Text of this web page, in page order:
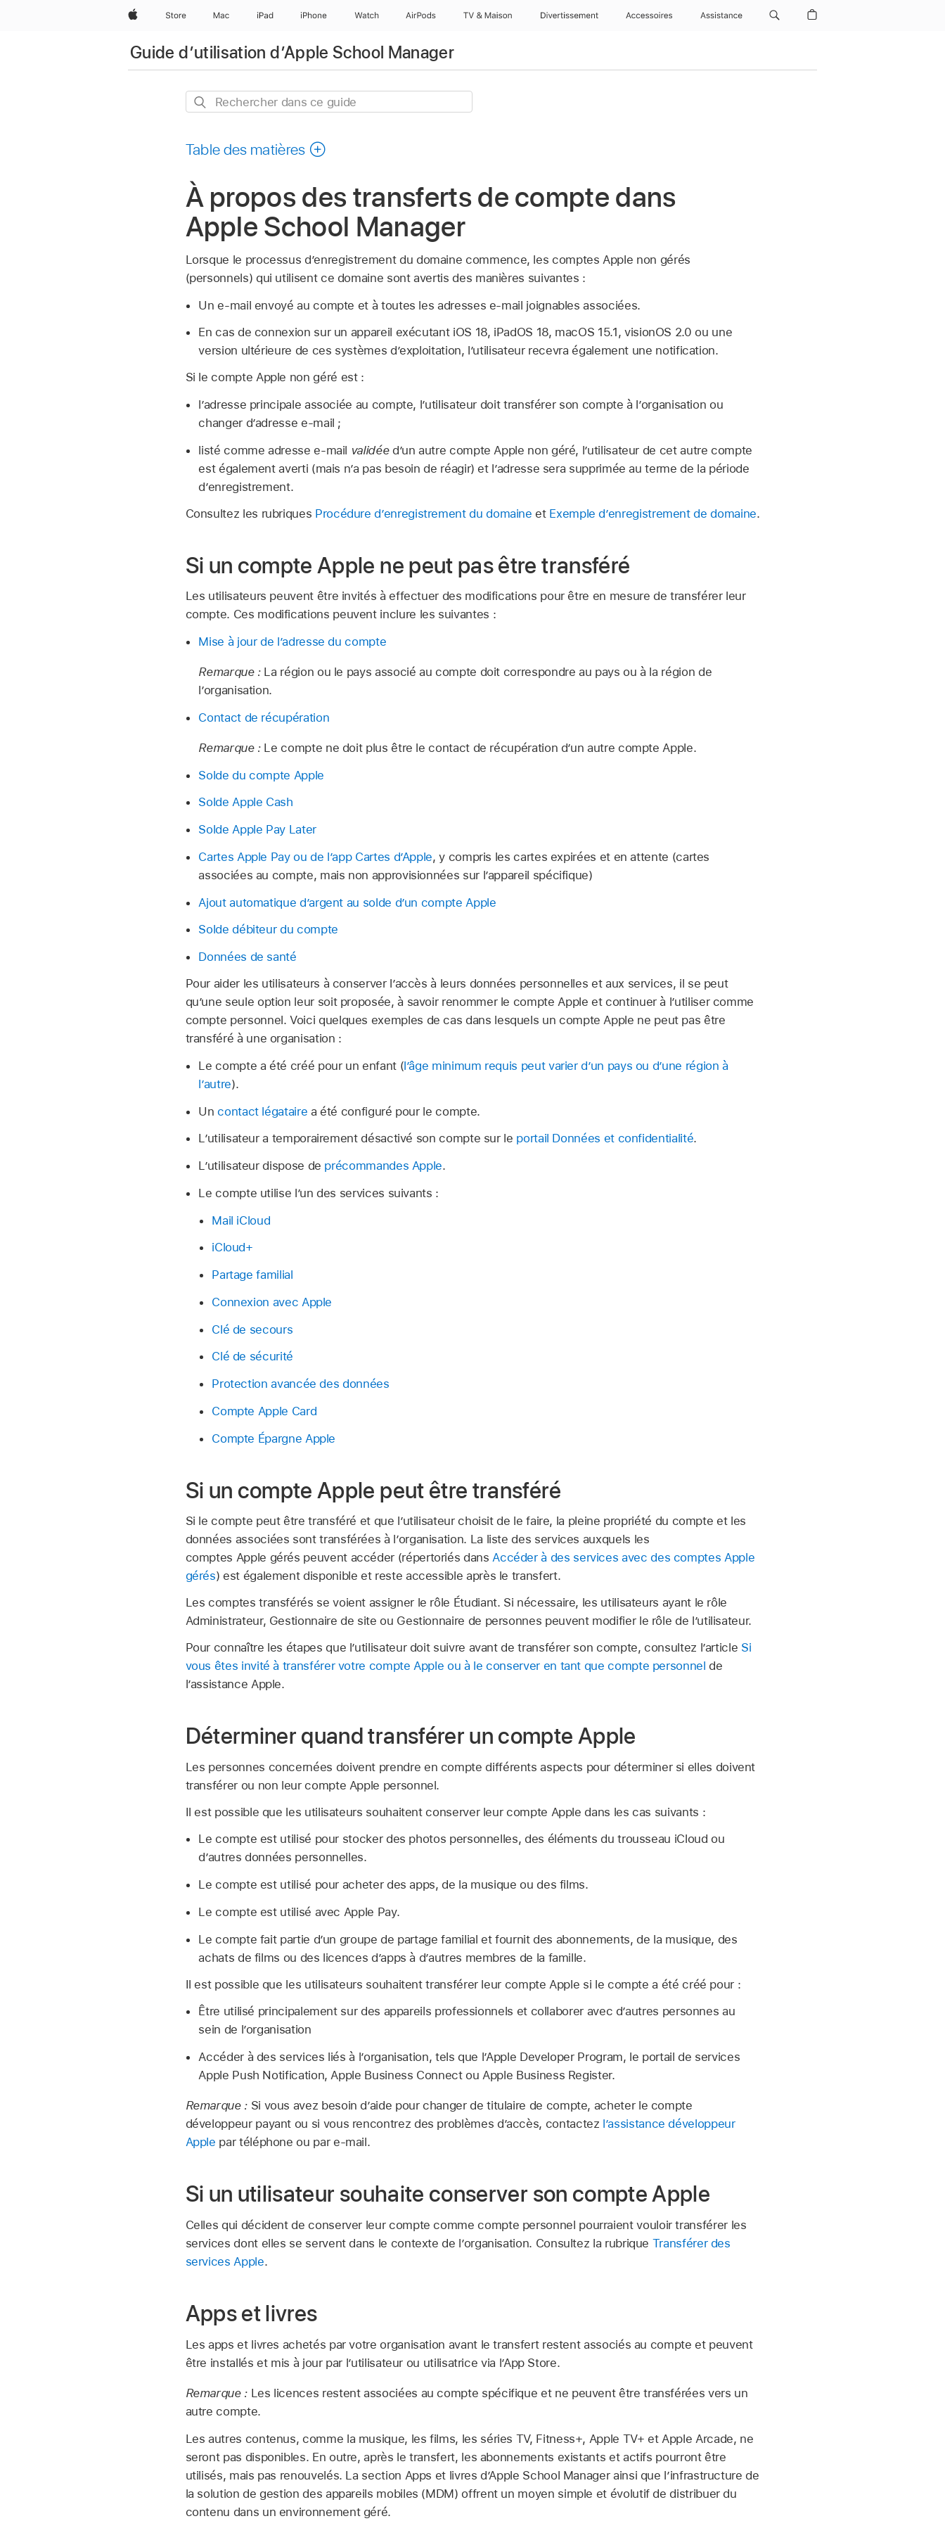
AppleStore Mac iPad iPhone Watch AirPods TV & Maison Divertissements Accessoires Assistance
Guide d’utilisation d’Apple School Manager
Rechercher
guide
Table des matières
À propos des transferts de compte dans
Apple School Manager
Lorsque le processus d’enregistrement du domaine commence, les comptes Apple non gérés
(personnels) qui utilisent ce domaine sont avertis des manières suivantes :
Un e-mail envoyé au compte et à toutes les adresses e-mail joignables associées.
En cas de connexion sur un appareil exécutant iOS 18, iPadOS 18, macOS 15.1, visionOS 2.0 ou une
version ultérieure de ces systèmes d’exploitation, l’utilisateur recevra également une notification.
Si le compte Apple non géré est :
l’adresse principale associée au compte, l’utilisateur doit transférer son compte à l’organisation ou
changer d’adresse e-mail ;
listé comme adresse e-mail validéed’un autre compte Apple non géré, l’utilisateur de cet autre compte
est également averti (mais n’a pas besoin de réagir) et l’adresse sera supprimée au terme de la période
d’enregistrement.
Consultez les rubriques Procédure d’enregistrement du domaine et Exemple d’enregistrement de domaine.
Si un compte Apple ne peut pas être transféré
Les utilisateurs peuvent être invités à effectuer des modifications pour être en mesure de transférer leur
compte. Ces modifications peuvent inclure les suivantes :
Mise à jour de l’adresse du compte
Remarque : La région ou le pays associé au compte doit correspondre au pays ou à la région de
l’organisation.
Contact de récupération
Remarque : Le compte ne doit plus être le contact de récupération d’un autre compte Apple.
Solde du compte Apple
Solde Apple Cash
Solde Apple Pay Later
Cartes Apple Pay ou de l’app Cartes d’Apple, y compris les cartes expirées et en attente (cartes
associées au compte, mais non approvisionnées sur l’appareil spécifique)
Ajout automatique d’argent au solde d’un compte Apple
Solde débiteur du compte
Données de santé
Pour aider les utilisateurs à conserver l’accès à leurs données personnelles et aux services, il se peut
qu’une seule option leur soit proposée, à savoir renommer le compte Apple et continuer à l’utiliser comme
compte personnel. Voici quelques exemples de cas dans lesquels un compte Apple ne peut pas être
transféré à une organisation :
Le compte a été créé pour un enfant (l’âge minimum requis peut varier d’un pays ou d’une région à
l’autre).
Uncontact légataire a été configuré pour le compte.
L’utilisateur a temporairement désactivé son compte sur le portail Données et confidentialité.
L’utilisateur dispose de précommandes Apple.
Le compte utilise l’un des services suivants :
Mail iCloud
iCloud+
Partage familial
Connexion avec Apple
Clé de secours
Clé de sécurité
Protection avancée des données
Compte Apple Card
Compte Épargne Apple
Si un compte Apple peut être transféré
Si le compte peut être transféré et que l’utilisateur choisit de le faire, la pleine propriété du compte et les
données associées sont transférées à l’organisation. La liste des services auxquels les
comptes Apple gérés peuvent accéder (répertoriés dansAccéder à des services avec des comptes Apple
gérés) est également disponible et reste accessible après le transfert.
Les comptes transférés se voient assigner le rôle Étudiant. Si nécessaire, les utilisateurs ayant le rôle
Administrateur, Gestionnaire de site ou Gestionnaire de personnes peuvent modifier le rôle de l’utilisateur.
Pour connaître les étapes que l’utilisateur doit suivre avant de transférer son compte, consultez l’article Si
vous êtes invité à transférer votre compte Apple ou à le conserver en tant que compte personnel de
l’assistance Apple.
Déterminer quand transférer un compte Apple
Les personnes concernées doivent prendre en compte différents aspects pour déterminer si elles doivent
transférer ou non leur compte Apple personnel.
Il est possible que les utilisateurs souhaitent conserver leur compte Apple dans les cas suivants :
Le compte est utilisé pour stocker des photos personnelles, des éléments dutrousseau iCloud ou
d’autres données personnelles.
Le compte est utilisé pour acheter des apps, de la musique ou des films.
Le compte est utilisé avec Apple Pay.
Le compte fait partie d’un groupe de partage familial et fournit des abonnements, de la musique, des
achats de films ou des licences d’apps à d’autres membres de la famille.
Il est possible que les utilisateurs souhaitent transférer leur compte Apple si le compte a été créé pour :
Être utilisé principalement sur des appareils professionnels et collaborer avec d’autres personnes au
sein de l’organisation
Accéder à des services liés à l’organisation, tels que l’Apple Developer Program, le portail de services
Apple Push Notification, Apple Business Connect ou Apple Business Register.
Remarque : Si vous avez besoin d’aide pour changer de titulaire de compte, acheter le compte
développeur payant ou si vous rencontrez des problèmes d’accès, contactez l’assistance développeur
Apple par téléphone ou par e-mail.
Si un utilisateur souhaite conserver son compte Apple
Celles qui décident de conserver leur compte comme compte personnel pourraient vouloir transférer les
services dont elles se servent dans le contexte de l’organisation. Consultez la rubrique Transférer des
services Apple.
Apps et livres
Les apps et livres achetés par votre organisation avant le transfert restent associés au compte et peuvent
être installés et mis à jour par l’utilisateur ou utilisatrice via l’App Store.
Remarque : Les licences restent associées au compte spécifique et ne peuvent être transférées vers un
autre compte.
Les autres contenus, comme la musique, les films, les séries TV, Fitness+, Apple TV+ et Apple Arcade, ne
seront pas disponibles. En outre, après le transfert, les abonnements existants et actifs pourront être
utilisés, mais pas renouvelés. La section Apps et livres d’Apple School Manager ainsi que l’infrastructure de
la solution de gestion des appareils mobiles (MDM) offrent un moyen simple et évolutif de distribuer du
contenu dans un environnement géré.